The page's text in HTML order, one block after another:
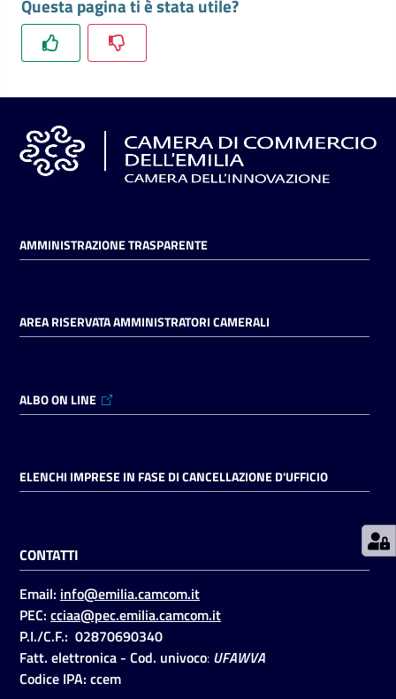
Promuovere
l'impresa
il
Tutelare
l'Impresa
Consumatore
L'impresa
in
Prenotazioni
on line
on line
Accedi
Questa pagina ti è stata utile?
AMMINISTRAZIONE TRASPARENTE
AREA RISERVATA AMMINISTRATORI CAMERALI
ALBO ON LINE
ELENCHI IMPRESE IN FASE DI CANCELLAZIONE D'UFFICIO
CONTATTI
Email: info@emilia.camcom.it
PEC: cciaa@pec.emilia.camcom.it
P.I./C.F.: 02870690340
Fatt. elettronica - Cod. univoco: UFAWVA
Codice IPA: ccem